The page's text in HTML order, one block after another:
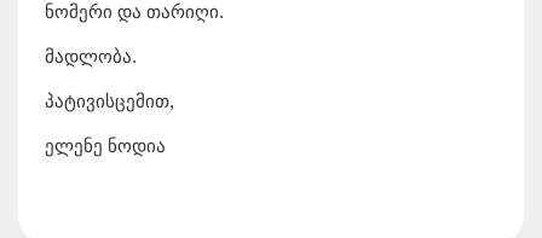
ნომერი და თარიღი.
მადლობა.
პატივისცემით,
ელენე ნოდია